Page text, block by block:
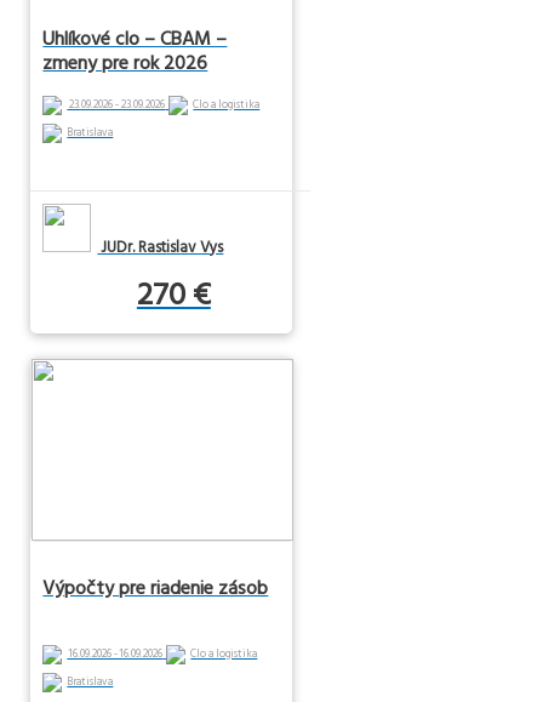
Uhlíkové clo – CBAM –
zmeny pre rok 2026
23.09.2026 - 23.09.2026
Clo a logistika
Bratislava
JUDr. Rastislav Vys
270 €
Výpočty pre riadenie zásob
16.09.2026 - 16.09.2026
Clo a logistika
Bratislava